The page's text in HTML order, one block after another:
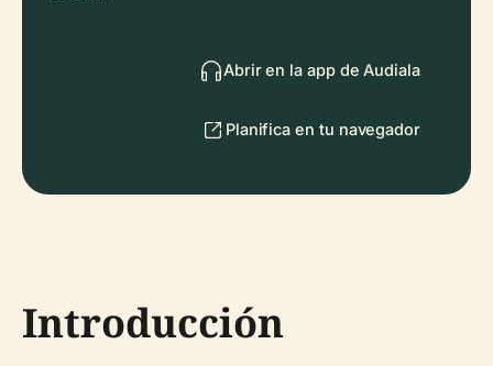
Abrir en la app de Audiala
Planifica en tu navegador
Introducción